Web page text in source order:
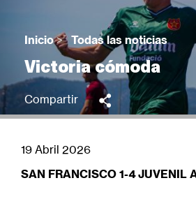
Sobrescribir
enlaces
de
ayuda
la
navegación
Inicio > Todas las noticias
Victoria cómoda
Compartir
19 Abril 2026
SAN FRANCISCO 1-4 JUVENIL